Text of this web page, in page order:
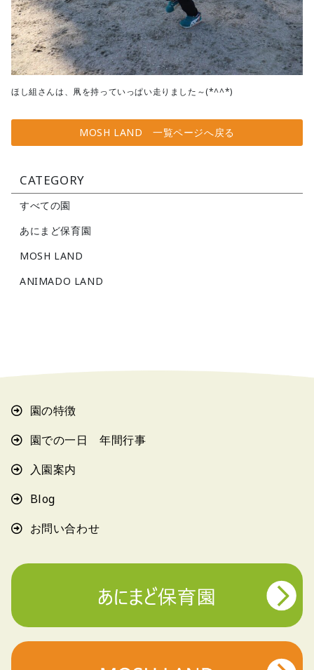
ほし組さんは、凧を持っていっぱい走りました～(*^^*)
MOSH LAND 一覧ページへ戻る
CATEGORY
すべての園
あにまど保育園
MOSH LAND
ANIMADO LAND
園の特徴
園での一日 年間行事
入園案内
Blog
お問い合わせ